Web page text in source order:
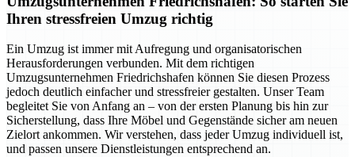
Ihren stressfreien Umzug richtig
Ein Umzug ist immer mit Aufregung und organisatorischen
Herausforderungen verbunden. Mit dem richtigen
Umzugsunternehmen Friedrichshafen können Sie diesen Prozess
jedoch deutlich einfacher und stressfreier gestalten. Unser Team
begleitet Sie von Anfang an – von der ersten Planung bis hin zur
Sicherstellung, dass Ihre Möbel und Gegenstände sicher am neuen
Zielort ankommen. Wir verstehen, dass jeder Umzug individuell ist,
und passen unsere Dienstleistungen entsprechend an.